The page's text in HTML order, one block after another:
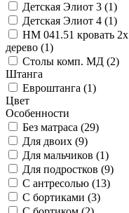
Детская Элиот 3 (1)
Детская Элиот 4 (1)
НМ 041.51 кровать
дерево (1)
Столы комп. МД (2)
Штанга
Евроштанга (1)
Цвет
Особенности
Без матраса (29)
Для двоих (9)
Для мальчиков (1)
Для подростков (9)
С антресолью (13)
С бортиками (3)